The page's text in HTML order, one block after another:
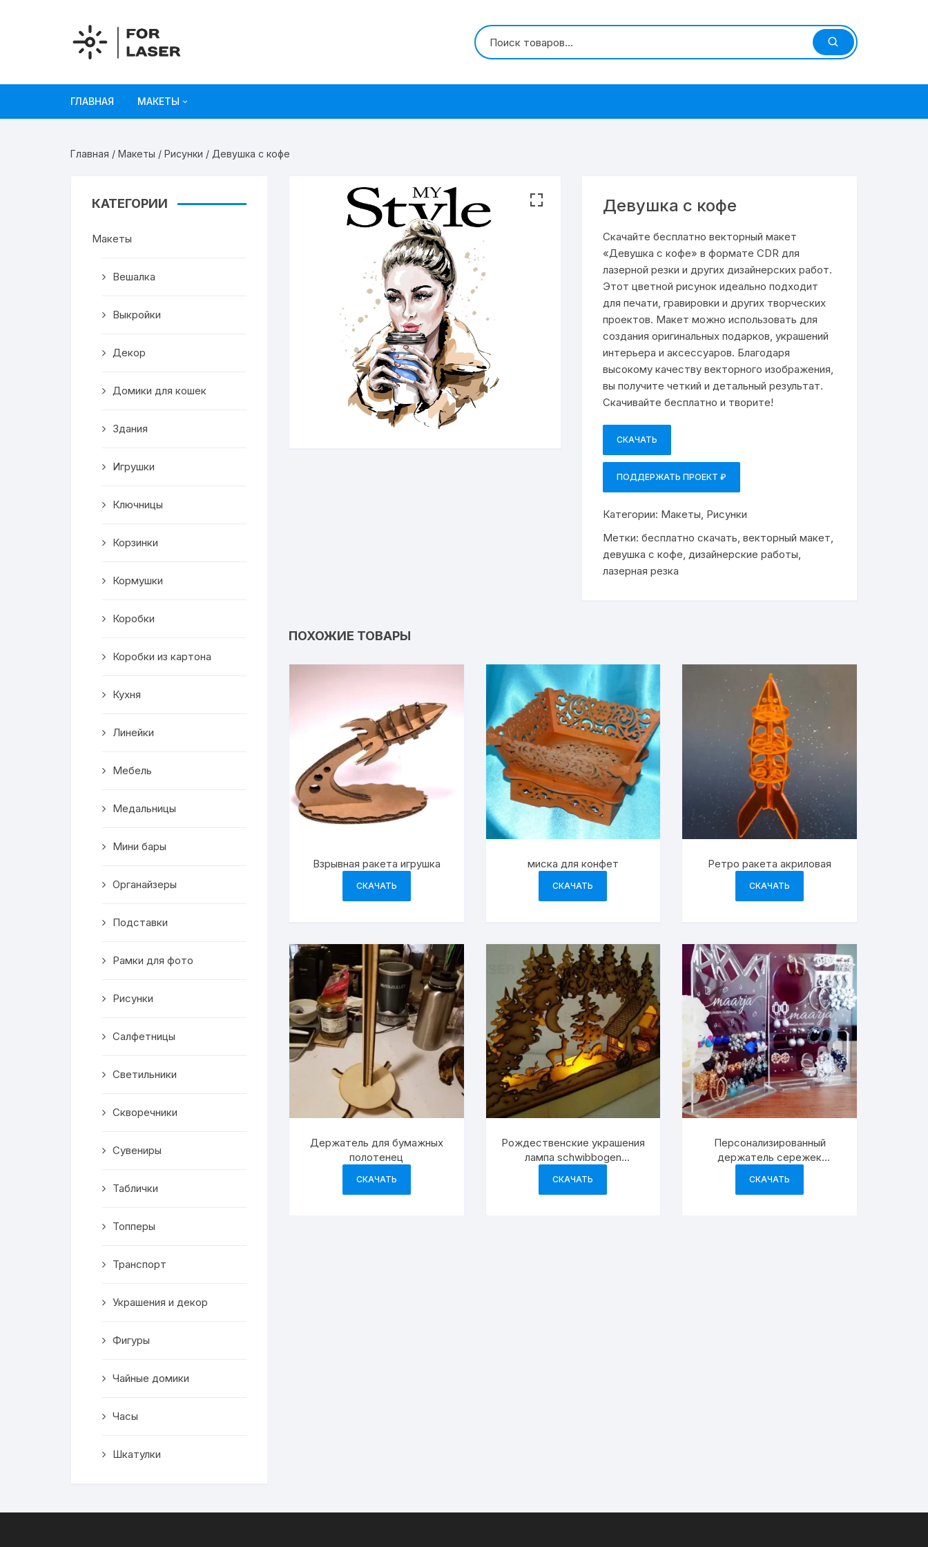
ГЛАВНАЯ МАКЕТЫ
Игрушки
Рамки для фото
Светильники
Подставки
Мини бары
Транспорт
Скворечники
Кормушки
Линейки
Рисунки
Чай
Главная / Макеты / Рисунки / Девушка с кофе
Девушка с кофе
Скачайте бесплатно векторный макет
«Девушка с кофе» в формате CDR для
лазерной резки и других дизайнерских работ.
Этот цветной рисунок идеально подходит
для печати, гравировки и других творческих
проектов. Макет можно использовать для
создания оригинальных подарков, украшений
интерьера и аксессуаров. Благодаря
высокому качеству векторного изображения,
вы получите четкий и детальный результат.
Скачивайте бесплатно и творите!
СКАЧАТЬ
ПОДДЕРЖАТЬ ПРОЕКТ ₽
Категории: Макеты, Рисунки
Метки:бесплатно скачать,векторный макет,
девушка с кофе,дизайнерские работы,
лазерная резка
ПОХОЖИЕ ТОВАРЫ
Взрывная ракета игрушка
СКАЧАТЬ
миска для конфет
СКАЧАТЬ
Ретро ракета акриловая
СКАЧАТЬ
Держатель для бумажных
полотенец
СКАЧАТЬ
Рождественские украшения
лампа schwibbogen
СКАЧАТЬ
Персонализированный
держатель сережек
демонстрации ювелирных
СКАЧАТЬ
КАТЕГОРИИ
Макеты
Вешалка
Выкройки
Декор
Домики для кошек
Здания
Игрушки
Ключницы
Корзинки
Кормушки
Коробки
Коробки из картона
Кухня
Линейки
Мебель
Медальницы
Мини бары
Органайзеры
Подставки
Рамки для фото
Рисунки
Салфетницы
Светильники
Скворечники
Сувениры
Таблички
Топперы
Транспорт
Украшения и декор
Фигуры
Чайные домики
Часы
Шкатулки